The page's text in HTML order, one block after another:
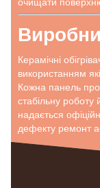
Керамічні
використанням
Кожна панель
стабільну
надається
дефекту ремонт